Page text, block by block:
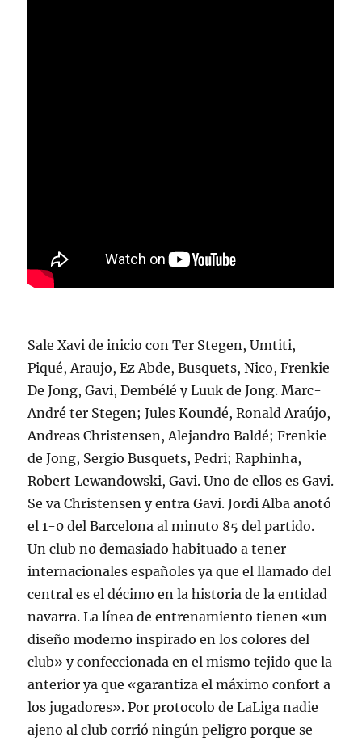
Sale Xavi de inicio con Ter Stegen, Umtiti,
Piqué, Araujo, Ez Abde, Busquets, Nico, Frenkie
De Jong, Gavi, Dembélé y Luuk de Jong. Marc-
André ter Stegen; Jules Koundé, Ronald Araújo,
Andreas Christensen, Alejandro Baldé; Frenkie
de Jong, Sergio Busquets, Pedri; Raphinha,
Robert Lewandowski, Gavi. Uno de ellos es Gavi.
Se va Christensen y entra Gavi. Jordi Alba anotó
el 1-0 del Barcelona al minuto 85 del partido.
Un club no demasiado habituado a tener
internacionales españoles ya que el llamado del
central es el décimo en la historia de la entidad
navarra. La línea de entrenamiento tienen «un
diseño moderno inspirado en los colores del
club» y confeccionada en el mismo tejido que la
anterior ya que «garantiza el máximo confort a
los jugadores». Por protocolo de LaLiga nadie
ajeno al club corrió ningún peligro porque se